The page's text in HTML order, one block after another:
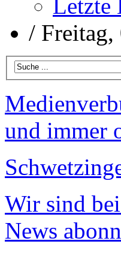
Letzte
/ Freitag,
und immer
Wir sind
News